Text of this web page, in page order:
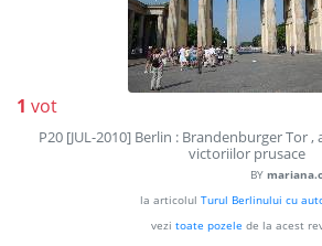
1 vot
P20 [JUL-2010] Berlin : Brandenburger Tor
victoriilor prusace
BY
la articolul Turul Berlinului cu
vezi toate pozele de la acest